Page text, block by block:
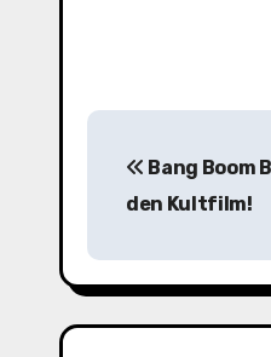
B
t
r
Bang Boom
den Kultfilm!